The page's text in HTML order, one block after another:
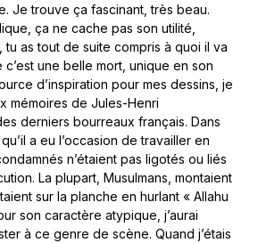
Je trouve ça fascinant, très beau.
ça ne cache pas son utilité,
tu as tout de suite compris à quoi il va
une belle mort, unique en son
d’inspiration pour mes dessins, je
mémoires de Jules-Henri
derniers bourreaux français. Dans
a eu l’occasion de travailler en
n’étaient pas ligotés ou liés
La plupart, Musulmans, montaient
sur la planche en hurlant « Allahu
son caractère atypique, j’aurai
à ce genre de scène. Quand j’étais